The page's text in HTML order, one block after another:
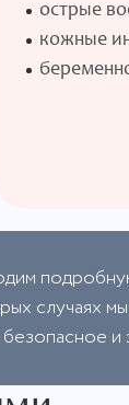
острые
кожные
случаях
безопасное